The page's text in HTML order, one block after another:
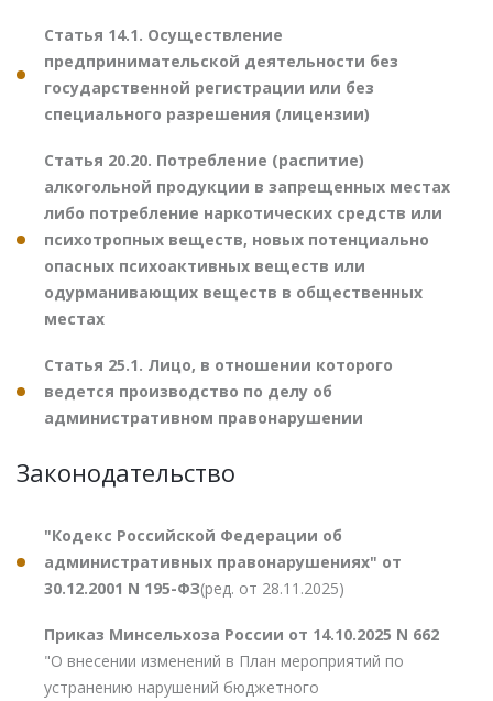
Статья 14.1. Осуществление
предпринимательской деятельности без
государственной регистрации или без
специального разрешения (лицензии)
Статья 20.20. Потребление (распитие)
алкогольной продукции в запрещенных местах
либо потребление наркотических средств или
психотропных веществ, новых потенциально
опасных психоактивных веществ или
одурманивающих веществ в общественных
местах
Статья 25.1. Лицо, в отношении которого
ведется производство по делу об
административном правонарушении
Законодательство
"Кодекс Российской Федерации об
административных правонарушениях" от
30.12.2001 N 195-ФЗ(ред. от 28.11.2025)
Приказ Минсельхоза России от 14.10.2025 N 662
"О внесении изменений в План мероприятий по
устранению нарушений бюджетного